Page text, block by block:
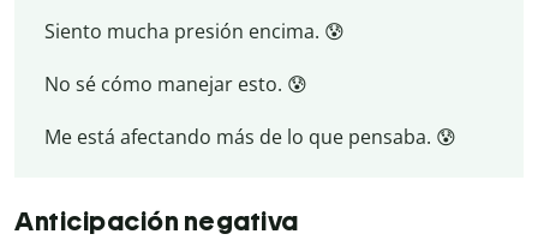
Siento mucha presión encima. 😰
No sé cómo manejar esto. 😰
Me está afectando más de lo que pensaba. 😰
Anticipación negativa